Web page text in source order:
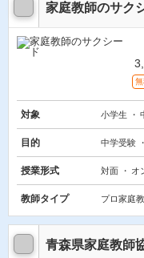
家庭教師のサク
対象 小学生
目的 中学受験
授業形式 対面 オ
教師タイプ プロ家庭
青森県家庭教師